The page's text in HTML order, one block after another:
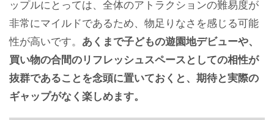
ップルにとっては、全体のアトラクションの難易度が
非常にマイルドであるため、物足りなさを感じる可能
性が高いです。 あくまで子どもの遊園地デビューや、
買い物の合間のリフレッシュスペースとしての相性が
抜群であることを念頭に置いておくと、期待と実際の
ギャップがなく楽しめます。